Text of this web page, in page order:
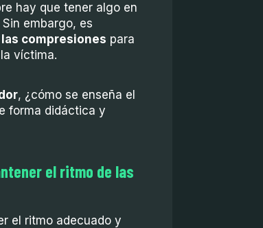
hay que tener algo en
Sin embargo, es
compresiones para
víctima.
, ¿cómo se enseña el
forma didáctica y
el ritmo de las
el ritmo adecuado y